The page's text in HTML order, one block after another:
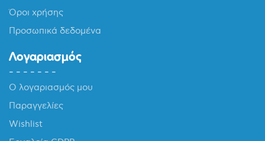
Όροι χρήσης
Προσωπικά δεδομένα
Λογαριασμός
Ο λογαριασμός μου
Παραγγελίες
Wishlist